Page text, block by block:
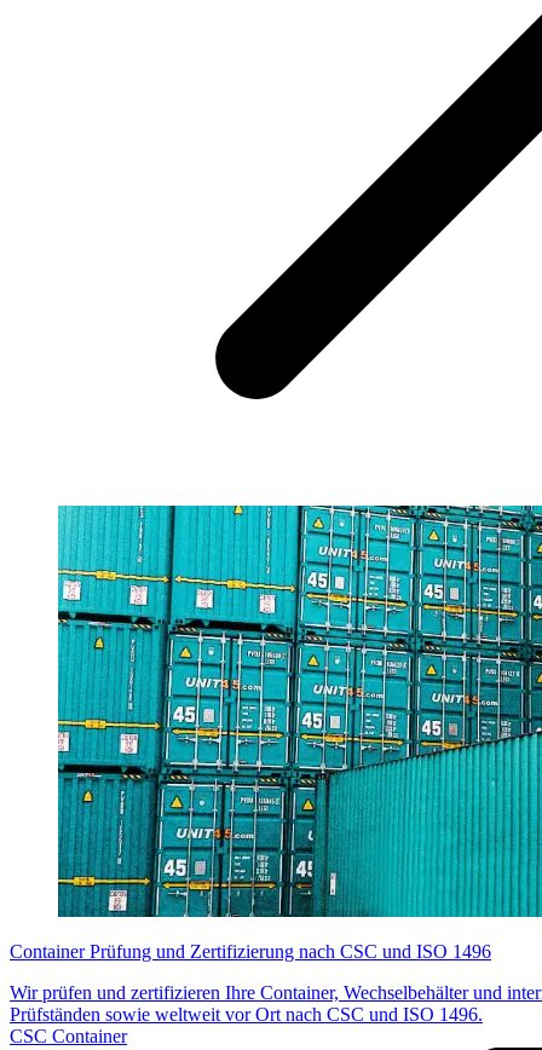
Container Prüfung und Zertifizierung nach CSC und ISO 1496
Wir prüfen und zertifizieren Ihre Container, Wechselbehälter und
Prüfständen sowie weltweit vor Ort nach CSC und ISO 1496.
CSC Container